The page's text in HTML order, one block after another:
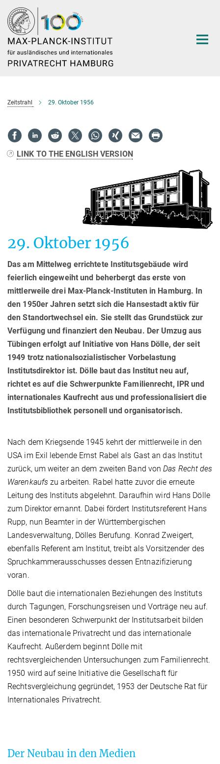
Hauptinhalt
Zeitstrahl 29. Oktober 1956
LINK TO THE ENGLISH VERSION
29. Oktober 1956
Das am Mittelweg errichtete Institutsgebäude wird
feierlich eingeweiht und beherbergt das erste von
mittlerweile drei Max-Planck-Instituten in Hamburg. In
den 1950er Jahren setzt sich die Hansestadt aktiv für
den Standortwechsel ein. Sie stellt das Grundstück zur
Verfügung und finanziert den Neubau. Der Umzug aus
Tübingen erfolgt auf Initiative von Hans Dölle, der seit
1949 trotz nationalsozialistischer Vorbelastung
Institutsdirektor ist. Dölle baut das Institut neu auf,
richtet es auf die Schwerpunkte Familienrecht, IPR und
internationales Kaufrecht aus und professionalisiert die
Institutsbibliothek personell und organisatorisch.
Nach dem Kriegsende 1945 kehrt der mittlerweile in den
USA im Exil lebende Ernst Rabel als Gast an das Institut
zurück, um weiter an dem zweiten Band vonDas Recht des
Warenkaufs zu arbeiten. Rabel hatte zuvor die erneute
Leitung des Instituts abgelehnt. Daraufhin wird Hans Dölle
zum Direktor ernannt. Dabei fördert Institutsreferent Hans
Rupp, nun Beamter in der Württembergischen
Landesverwaltung, Dölles Berufung. Konrad Zweigert,
ebenfalls Referent am Institut, treibt als Vorsitzender des
Spruchkammerausschusses dessen Entnazifizierung
voran.
Dölle baut die internationalen Beziehungen des Instituts
durch Tagungen, Forschungsreisen und Vorträge neu auf.
Einen besonderen Schwerpunkt der Institutsarbeit bilden
das internationale Privatrecht und das internationale
Kaufrecht. Außerdem beginnt Dölle mit
rechtsvergleichenden Untersuchungen zum Familienrecht.
1950 wird auf seine Initiative die Gesellschaft für
Rechtsvergleichung gegründet, 1953 der Deutsche Rat für
Internationales Privatrecht.
Der Neubau in den Medien